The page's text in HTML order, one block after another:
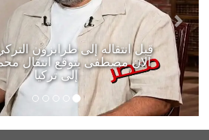
قبل انتقاله إلى طرابزون
آلان مصطفى يتوقع انتقال
إلى تركيا